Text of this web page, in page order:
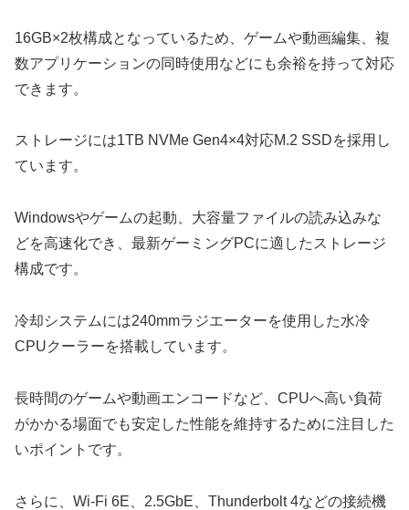
16GB×2枚構成となっているため、ゲームや動画編集、複
数アプリケーションの同時使用などにも余裕を持って対応
できます。
ストレージには1TB NVMe Gen4×4対応M.2 SSDを採用し
ています。
Windowsやゲームの起動、大容量ファイルの読み込みな
どを高速化でき、最新ゲーミングPCに適したストレージ
構成です。
冷却システムには240mmラジエーターを使用した水冷
CPUクーラーを搭載しています。
長時間のゲームや動画エンコードなど、CPUへ高い負荷
がかかる場面でも安定した性能を維持するために注目した
いポイントです。
さらに、Wi-Fi 6E、2.5GbE、Thunderbolt 4などの接続機